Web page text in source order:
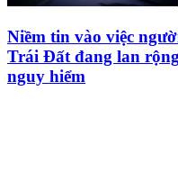
Niềm tin vào việc
Trái Đất đang lan
nguy hiểm